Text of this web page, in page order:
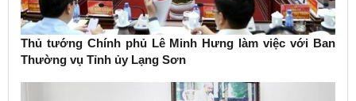
Thủ tướng Chính phủ Lê Minh Hưng làm việc với Ban
Thường vụ Tỉnh ủy Lạng Sơn